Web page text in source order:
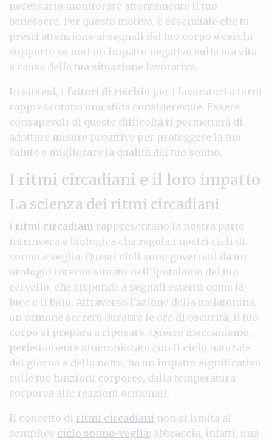
necessario monitorare attentamente il tuo
benessere. Per questo motivo, è essenziale che tu
presti attenzione ai segnali del tuo corpo e cerchi
supporto se noti un impatto negativo sulla tua vita
a causa della tua situazione lavorativa.
In sintesi, i fattori di rischio per i lavoratori a turni
rappresentano una sfida considerevole. Essere
consapevoli di queste difficoltà ti permetterà di
adottare misure proattive per proteggere la tua
salute e migliorare la qualità del tuo sonno.
I ritmi circadiani e il loro impatto
La scienza dei ritmi circadiani
I ritmi circadiani rappresentano la nostra parte
intrinseca e biologica che regola i nostri cicli di
sonno e veglia. Questi cicli sono governati da un
orologio interno situato nell’ipotalamo del tuo
cervello, che risponde a segnali esterni come la
luce e il buio. Attraverso l’azione della melatonina,
un ormone secreto durante le ore di oscurità, il tuo
corpo si prepara a riposare. Questo meccanismo,
perfettamente sincronizzato con il ciclo naturale
del giorno e della notte, ha un impatto significativo
sulle tue funzioni corporee, dalla temperatura
corporea alle reazioni ormonali.
Il concetto di ritmi circadiani non si limita al
semplice ciclo sonno-veglia; abbraccia, infatti, una